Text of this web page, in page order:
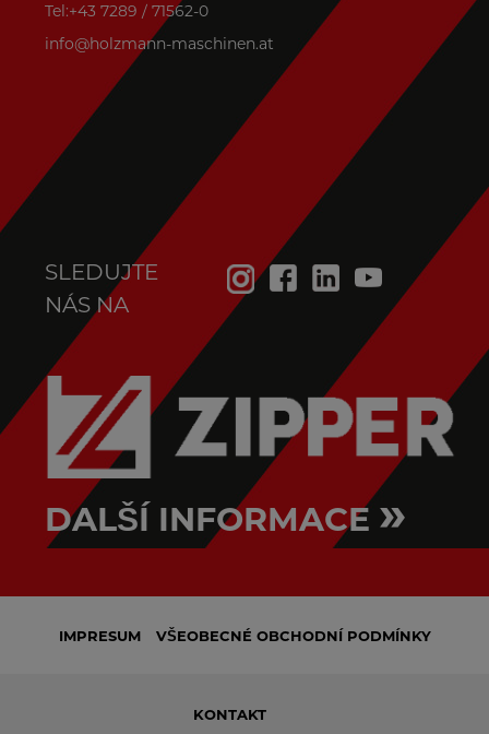
Tel:+43 7289 / 71562-0
info@holzmann-maschinen.at
SLEDUJTE
NÁS NA
DALŠÍ INFORMACE »
IMPRESUM VŠEOBECNÉ OBCHODNÍ PODMÍNKY
KONTAKT